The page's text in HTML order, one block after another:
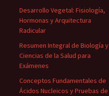
Desarrollo Vegetal: Fisiología,
Hormonas y Arquitectura
Radicular
Resumen Integral de Biología y
Ciencias de la Salud para
Exámenes
Conceptos Fundamentales de
Ácidos Nucleicos y Pruebas de